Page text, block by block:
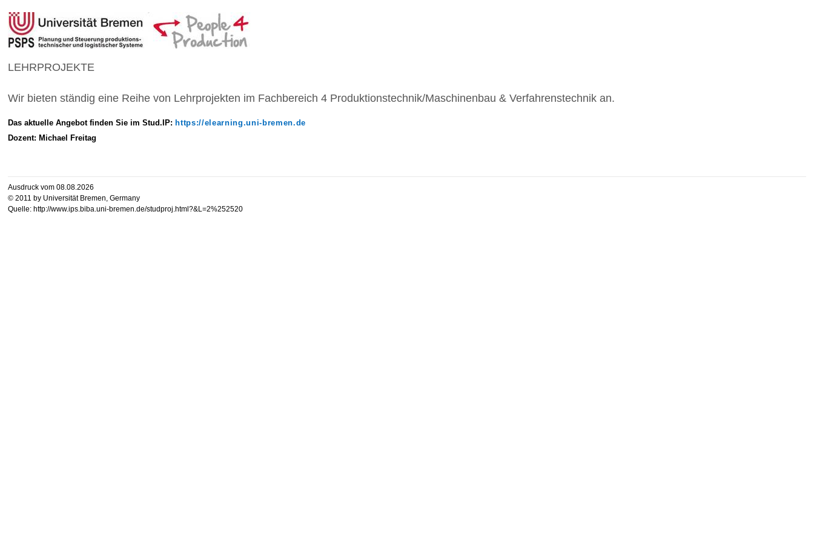
LEHRPROJEKTE
Wir bieten ständig eine Reihe von Lehrprojekten im Fachbereich 4 Produktionstechnik/Maschinenbau & Verfahrenstechnik an.
Das aktuelle Angebot finden Sie im Stud.IP: https://elearning.uni-bremen.de
Dozent: Michael Freitag
Ausdruck vom 08.08.2026
© 2011 by Universität Bremen, Germany
Quelle: http://www.ips.biba.uni-bremen.de/studproj.html?&L=2%252520